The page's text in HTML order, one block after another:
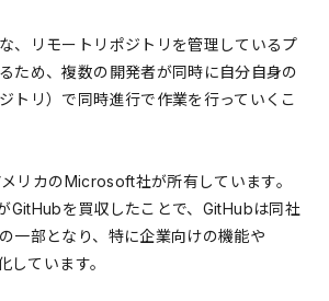
、リモートリポジトリを管理しているプ
ため、複数の開発者が同時に自分自身の
トリ）で同時進行で作業を行っていくこ
リカのMicrosoft社が所有しています。
GitHubを買収したことで、GitHubは同社
一部となり、特に企業向けの機能や
ています。